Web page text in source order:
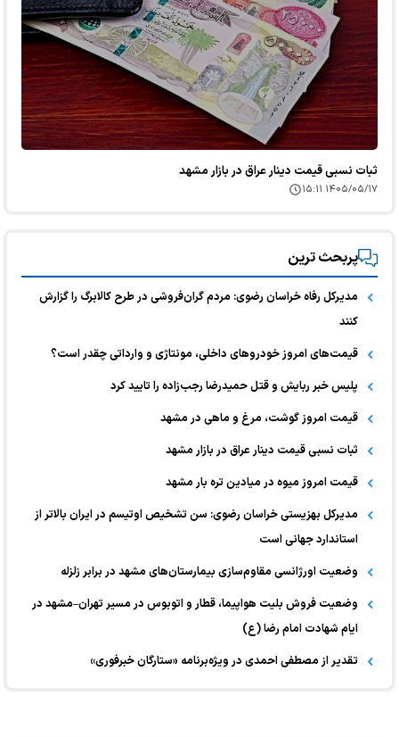
ثبات نسبی قیمت دینار عراق در بازار مشهد
۱۴۰۵/۰۵/۱۷ ۱۵:۱۱
پربحث ترین
مدیرکل رفاه خراسان رضوی: مردم گران‌فروشی در طرح کالابرگ را گزارش
کنند
قیمت‌های امروز خودرو‌های داخلی، مونتاژی و وارداتی چقدر است؟
پلیس خبر ربایش و قتل حمیدرضا رجب‌زاده را تایید کرد
قیمت امروز گوشت، مرغ و ماهی در مشهد
ثبات نسبی قیمت دینار عراق در بازار مشهد
قیمت امروز میوه در میادین تره بار مشهد
مدیرکل بهزیستی خراسان رضوی: سن تشخیص اوتیسم در ایران بالاتر از
استاندارد جهانی است
وضعیت اورژانسی مقاوم‌سازی بیمارستان‌های مشهد در برابر زلزله
وضعیت فروش بلیت هواپیما، قطار و اتوبوس در مسیر تهران–مشهد در
ایام شهادت امام رضا (ع)
تقدیر از مصطفی احمدی در ویژه‌برنامه «ستارگان خبرفوری»